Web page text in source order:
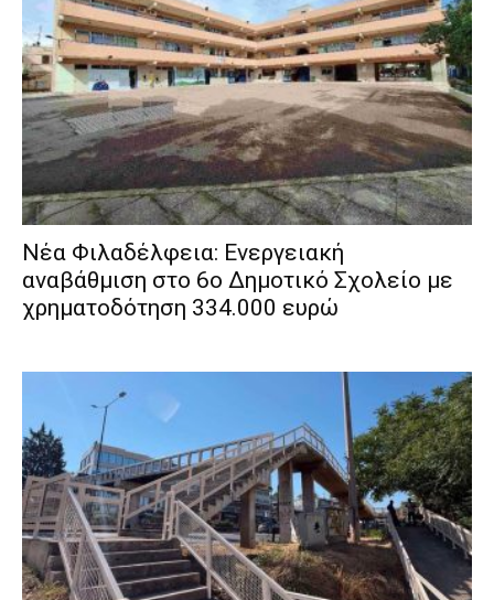
Νέα Φιλαδέλφεια: Ενεργειακή
αναβάθμιση στο 6ο Δημοτικό Σχολείο με
χρηματοδότηση 334.000 ευρώ